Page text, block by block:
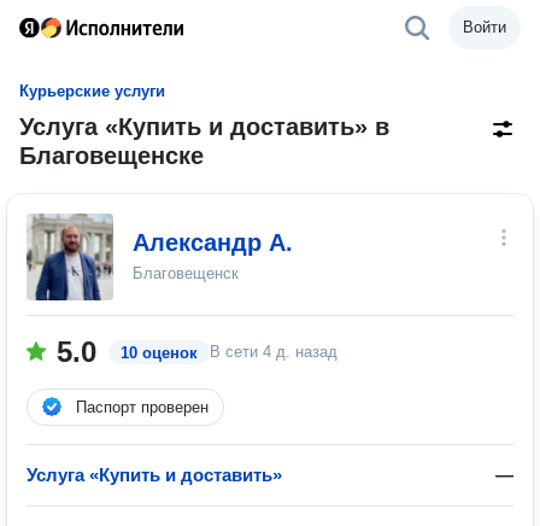
Войти
Курьерские услуги
Услуга «Купить и доставить» в
Благовещенске
Александр А.
Благовещенск
5.0 10 оценок В сети 4 д. назад
Паспорт проверен
Услуга «Купить и доставить» —